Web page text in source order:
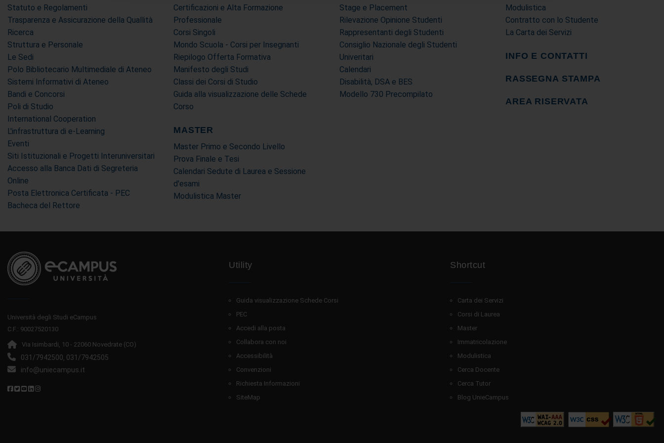
Statuto e Regolamenti
Trasparenza e Assicurazione della Quallità
Ricerca
Struttura e Personale
Le Sedi
Polo Bibliotecario Multimediale di Ateneo
Sistemi Informativi di Ateneo
Bandi e Concorsi
Poli di Studio
International Cooperation
L'infrastruttura di e-Learning
Eventi
Siti Istituzionali e Progetti Interuniversitari
Accesso alla Banca Dati di Segreteria
Online
Posta Elettronica Certificata - PEC
Bacheca del Rettore
Certificazioni e Alta Formazione
Professionale
Corsi Singoli
Mondo Scuola - Corsi per Insegnanti
Riepilogo Offerta Formativa
Manifesto degli Studi
Classi dei Corsi di Studio
Guida alla visualizzazione delle Schede
Corso
MASTER
Master Primo e Secondo Livello
Prova Finale e Tesi
Calendari Sedute di Laurea e Sessione
d'esami
Modulistica Master
Stage e Placement
Rilevazione Opinione Studenti
Rappresentanti degli Studenti
Consiglio Nazionale degli Studenti
Univeritari
Calendari
Disabilità, DSA e BES
Modello 730 Precompilato
Modulistica
Contratto con lo Studente
La Carta dei Servizi
INFO E CONTATTI
RASSEGNA STAMPA
AREA RISERVATA
Università degli Studi eCampus
C.F.: 90027520130
Via Isimbardi, 10 - 22060 Novedrate (CO)
031/7942500, 031/7942505
info@uniecampus.it
Utility
Guida visualizzazione Schede Corsi
PEC
Accedi alla posta
Collabora con noi
Accessibilità
Convenzioni
Richiesta Informazioni
SiteMap
Shortcut
Carta dei Servizi
Corsi di Laurea
Master
Immatricolazione
Modulistica
Cerca Docente
Cerca Tutor
Blog UnieCampus